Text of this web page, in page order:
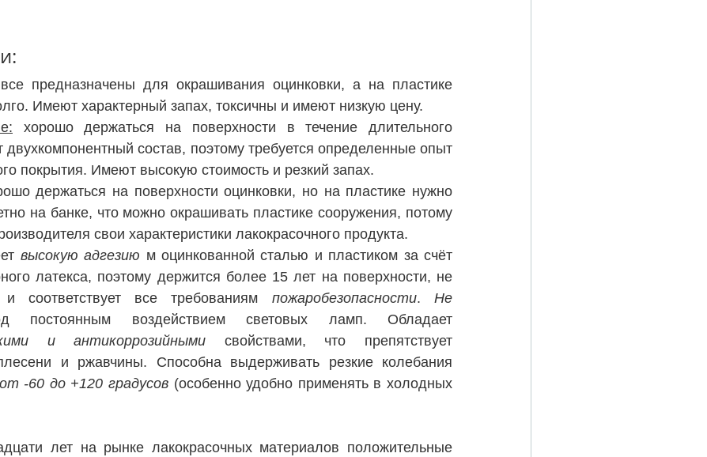
предназначены для окрашивания оцинковки, а на пластике
Имеют характерный запах, токсичны и имеют низкую цену.
хорошо держаться на поверхности в течение длительного
состав, поэтому требуется определенные опыт
покрытия. Имеют высокую стоимость и резкий запах.
держаться на поверхности оцинковки, но на пластике нужно
на банке, что можно окрашивать пластике сооружения, потому
свои характеристики лакокрасочного продукта.
высокую адгезию м оцинкованной сталью и пластиком за счёт
латекса, поэтому держится более 15 лет на поверхности, не
соответствует все требованиям пожаробезопасности. Не
и антикоррозийными свойствами, что препятствует
-60 до +120 градусов (особенно удобно применять в холодных
лет на рынке лакокрасочных материалов положительные